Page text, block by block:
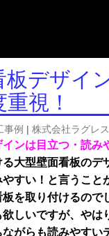
板デザイ
視！
事例 株式会社ラグレス
インは目立つ・読み
大型壁面看板のデ
すい！と言うこと
を取り付けるので
しいですが、やは
がらも読みやすい